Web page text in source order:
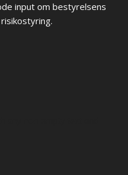
input om bestyrelsens